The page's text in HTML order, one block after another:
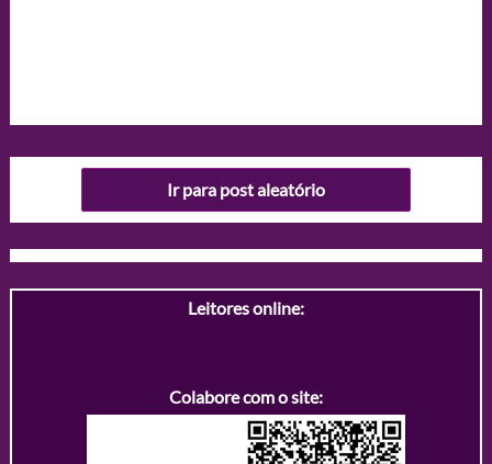
Ir para post aleatório
Leitores online:
Colabore com o site: